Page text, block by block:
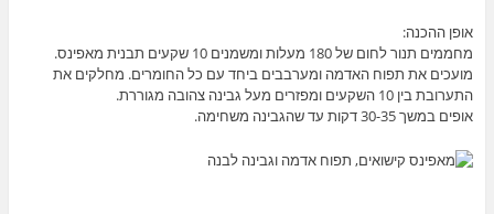
אופן ההכנה:
מחממים תנור לחום של 180 מעלות ומשמנים 10 שקעים תבנית מאפינס.
מועכים את תפוח האדמה ומערבבים ביחד עם כל החומרים. מחלקים את
התערובת בין 10 השקעים ומפזרים מעל גבינה צהובה מגוררת.
אופים במשך 30-35 דקות עד שהגבינה משחימה.